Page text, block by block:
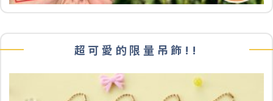
超可愛的限量吊飾!!